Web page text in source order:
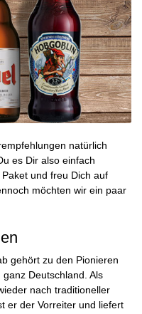
natürlich
es Dir also einfach
und freu Dich auf
möchten wir ein paar
gehört zu den Pionieren
Deutschland. Als
nach traditioneller
er der Vorreiter und liefert